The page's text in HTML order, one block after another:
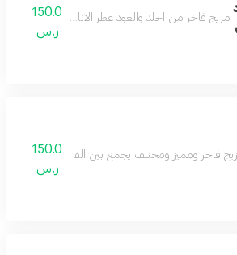
مزيج فاخر من الجلد والعود عطر الاناقه والفخامه
150.0
ر.س
فاخر ومميز ومختلف يجمع بين الفانيلا والكمثرى
150.0
ر.س